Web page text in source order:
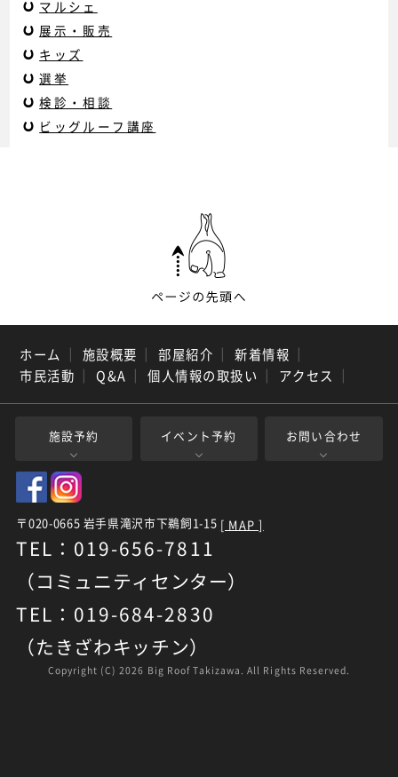
マルシェ
展示・販売
キッズ
選挙
検診・相談
ビッグルーフ講座
ホーム ｜ 施設概要 ｜ 部屋紹介 ｜ 新着情報 ｜
市民活動 ｜ Q&A ｜ 個人情報の取扱い ｜ アクセス ｜
施設予約 イベント予約 お問い合わせ
〒020-0665 岩手県滝沢市下鵜飼1-15 [ MAP ]
TEL：019-656-7811
（コミュニティセンター）
TEL：019-684-2830
（たきざわキッチン）
Copyright (C)2026 Big Roof Takizawa. All Rights Reserved.